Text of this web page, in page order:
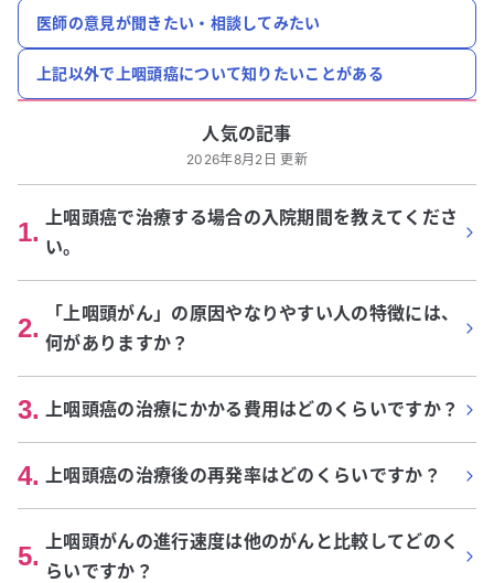
医師の意見が聞きたい・相談してみたい
上記以外で上咽頭癌について知りたいことがある
人気の記事
2026年8月2日 更新
1. 上咽頭癌で治療する場合の入院期間を教えてくださ
い。
2.
「上咽頭がん」の原因やなりやすい人の特徴には、
何がありますか？
3. 上咽頭癌の治療にかかる費用はどのくらいですか？
4. 上咽頭癌の治療後の再発率はどのくらいですか？
5. 上咽頭がんの進行速度は他のがんと比較してどのく
らいですか？